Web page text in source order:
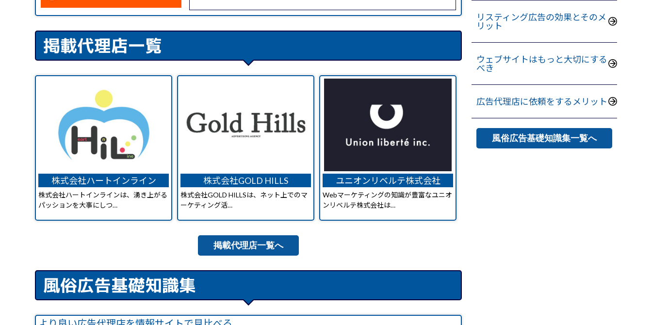
掲載代理店一覧
株式会社ハートインライン
株式会社ハートインラインは、湧き上がる
パッションを大事にしつ…
株式会社GOLD HILLS
株式会社GOLD HILLSは、ネット上でのマ
ーケティング活…
ユニオンリベルテ株式会社
Webマーケティングの知識が豊富なユニオ
ンリベルテ株式会社は…
掲載代理店一覧へ
風俗広告基礎知識集
リスティング広告の効果とそのメ
リット
ウェブサイトはもっと大切にする
べき
広告代理店に依頼をするメリット
風俗広告基礎知識集一覧へ